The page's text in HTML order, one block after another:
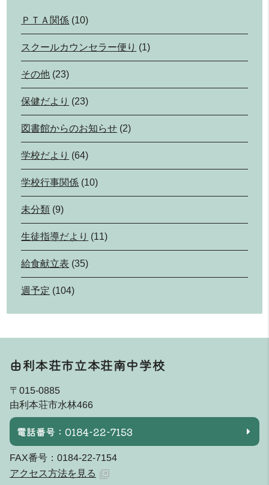
ＰＴＡ関係 (10)
スクールカウンセラー便り (1)
その他 (23)
保健だより (23)
図書館からのお知らせ (2)
学校だより (64)
学校行事関係 (10)
未分類 (9)
生徒指導だより (11)
給食献立表 (35)
週予定 (104)
由利本荘市立本荘南中学校
〒015-0885
由利本荘市水林466
電話番号：0184-22-7153
FAX番号：0184-22-7154
アクセス方法を見る